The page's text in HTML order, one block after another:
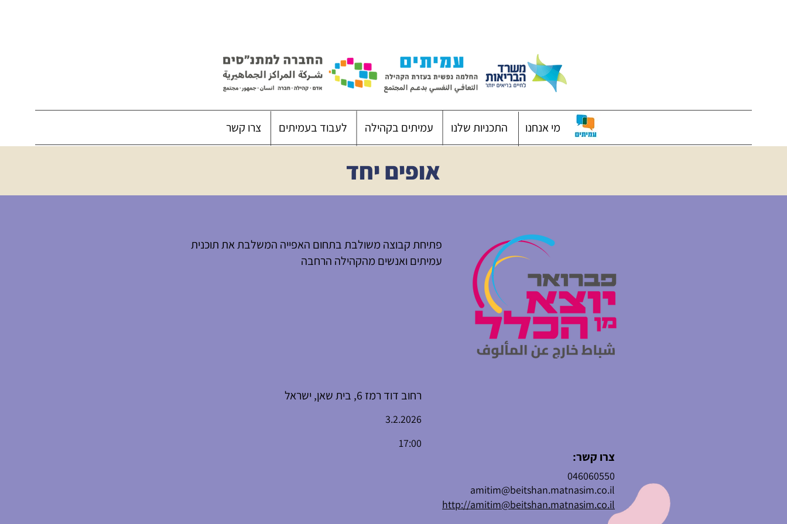
מי אנחנו התכניות שלנו עמיתים בקהילה לעבוד בעמיתים צרו קשר
אופים יחד
פתיחת קבוצה משולבת בתחום האפייה המשלבת את תוכנית
עמיתים ואנשים מהקהילה הרחבה
רחוב דוד רמז 6, בית שאן, ישראל
3.2.2026
17:00
צרו קשר:
046060550
amitim@beitshan.matnasim.co.il
http://amitim@beitshan.matnasim.co.il